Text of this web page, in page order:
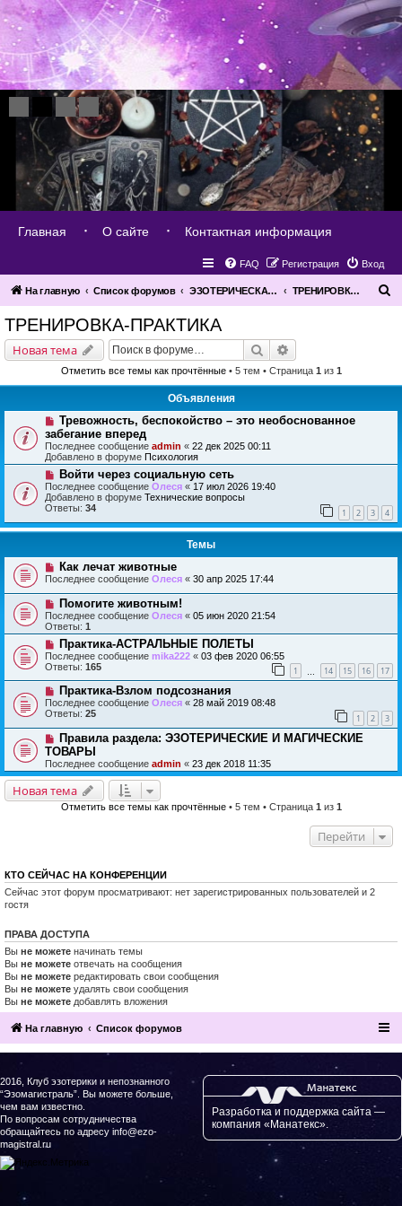
Главная О сайте Контактная информация
Вход
Регистрация
FAQ
На главную Список форумов ЭЗОТЕРИЧЕСКАЯ ПОМОЩЬ РАЗВИТИЕ - ПРАКТИКА ТРЕНИРОВКА-ПРАКТИКА
ТРЕНИРОВКА-ПРАКТИКА
Новая тема Поиск
Отметить все темы как прочтённые• 5 тем • Страница 1 из 1
Объявления
Тревожность, беспокойство – это необоснованное
забегание вперед
Последнее сообщение admin « 22 дек 2025 00:11
Добавлено в форуме Психология
Войти через социальную сеть
Последнее сообщение Олеся « 17 июл 2026 19:40
Добавлено в форуме Технические вопросы
Ответы: 34 1 2 3 4
Темы
Как лечат животные
Последнее сообщение Олеся « 30 апр 2025 17:44
Помогите животным!
Последнее сообщение Олеся « 05 июн 2020 21:54
Ответы: 1
Практика-АСТРАЛЬНЫЕ ПОЛЕТЫ
Последнее сообщение mika222 « 03 фев 2020 06:55
Ответы: 165 1 14 15 16 17
Практика-Взлом подсознания
Последнее сообщение Олеся « 28 май 2019 08:48
Ответы: 25 1 2 3
Правила раздела: ЭЗОТЕРИЧЕСКИЕ И МАГИЧЕСКИЕ
ТОВАРЫ
Последнее сообщение admin « 23 дек 2018 11:35
Новая тема
Отметить все темы как прочтённые• 5 тем • Страница 1 из 1
Перейти
КТО СЕЙЧАС НА КОНФЕРЕНЦИИ
Сейчас этот форум просматривают: нет зарегистрированных пользователей и 2
гостя
ПРАВА ДОСТУПА
Вы не можете начинать темы
Вы не можете отвечать на сообщения
Вы не можете редактировать свои сообщения
Вы не можете удалять свои сообщения
Вы не можете добавлять вложения
На главную Список форумов
Разработка и поддержка сайта —
компания «Манатекс».
2016, Клуб эзотерики и непознанного
“Эзомагистраль”. Вы можете больше,
чем вам известно.
По вопросам сотрудничества
обращайтесь по адресу info@ezo-
magistral.ru